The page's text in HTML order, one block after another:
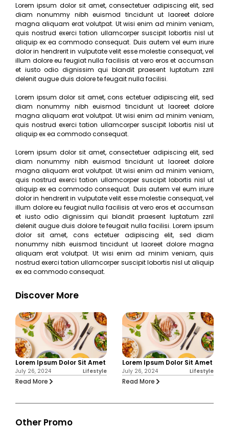
Lorem ipsum dolor sit amet, consectetuer adipiscing elit, sed
diam nonummy nibh euismod tincidunt ut laoreet dolore
magna aliquam erat volutpat. Ut wisi enim ad minim veniam,
quis nostrud exerci tation ullamcorper suscipit lobortis nisl ut
aliquip ex ea commodo consequat. Duis autem vel eum iriure
dolor in hendrerit in vulputate velit esse molestie consequat, vel
illum dolore eu feugiat nulla facilisis at vero eros et accumsan
et iusto odio dignissim qui blandit praesent luptatum zzril
delenit augue duis dolore te feugait nulla facilisi.
Lorem ipsum dolor sit amet, cons ectetuer adipiscing elit, sed
diam nonummy nibh euismod tincidunt ut laoreet dolore
magna aliquam erat volutpat. Ut wisi enim ad minim veniam,
quis nostrud exerci tation ullamcorper suscipit lobortis nisl ut
aliquip ex ea commodo consequat.
Lorem ipsum dolor sit amet, consectetuer adipiscing elit, sed
diam nonummy nibh euismod tincidunt ut laoreet dolore
magna aliquam erat volutpat. Ut wisi enim ad minim veniam,
quis nostrud exerci tation ullamcorper suscipit lobortis nisl ut
aliquip ex ea commodo consequat. Duis autem vel eum iriure
dolor in hendrerit in vulputate velit esse molestie consequat, vel
illum dolore eu feugiat nulla facilisis at vero eros et accumsan
et iusto odio dignissim qui blandit praesent luptatum zzril
delenit augue duis dolore te feugait nulla facilisi. Lorem ipsum
dolor sit amet, cons ectetuer adipiscing elit, sed diam
nonummy nibh euismod tincidunt ut laoreet dolore magna
aliquam erat volutpat. Ut wisi enim ad minim veniam, quis
nostrud exerci tation ullamcorper suscipit lobortis nisl ut aliquip
ex ea commodo consequat.
Discover More
Lorem Ipsum Dolor Sit Amet
July 26, 2024 Lifestyle
Read More
Lorem Ipsum Dolor Sit Amet
July 26, 2024 Lifestyle
Read More
Other Promo